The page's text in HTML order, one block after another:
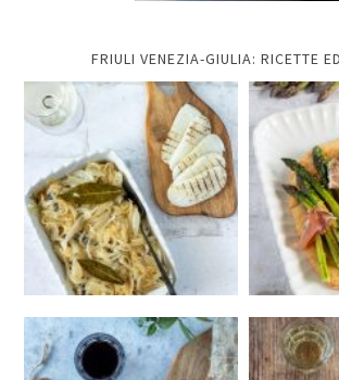
FRIULI VENEZIA-GIULIA: RICETTE